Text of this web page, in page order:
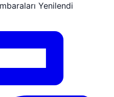
Yenilendi